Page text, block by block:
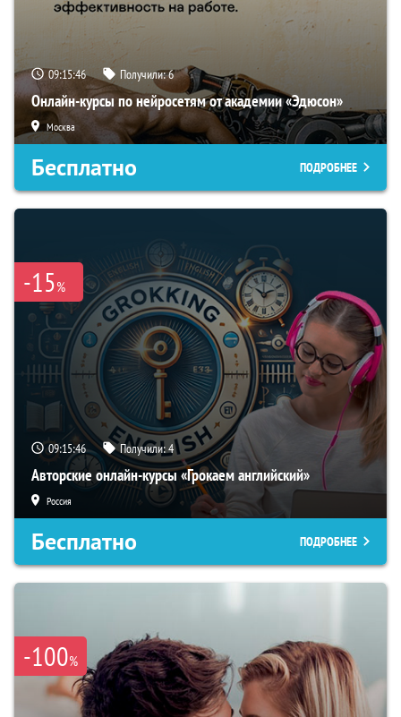
09:15:45 Получили:6
Онлайн-курсы по нейросетям от академии «Эдюсон»
Москва
Бесплатно ПОДРОБНЕЕ
-15%
09:15:45 Получили:4
Авторские онлайн-курсы «Грокаем английский»
Россия
Бесплатно ПОДРОБНЕЕ
-100%